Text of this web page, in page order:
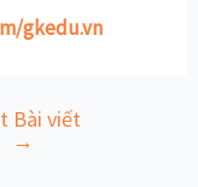
gkedu.vn
Bài viết
→